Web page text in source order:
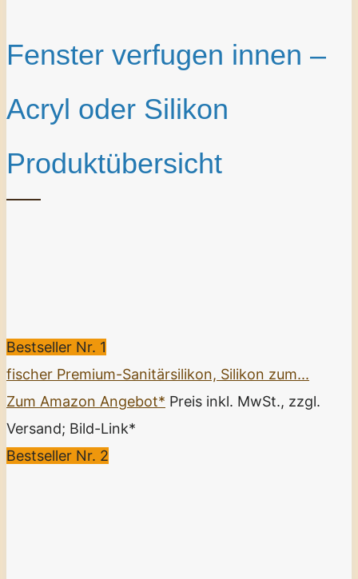
Fenster verfugen innen –
Acryl oder Silikon
Produktübersicht
Bestseller Nr. 1
fischer Premium-Sanitärsilikon, Silikon zum...
Zum Amazon Angebot* Preis inkl. MwSt., zzgl.
Versand; Bild-Link*
Bestseller Nr. 2